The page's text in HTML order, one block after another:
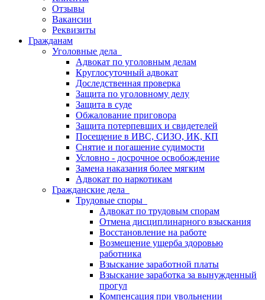
Отзывы
Вакансии
Реквизиты
Гражданам
Уголовные дела
Адвокат по уголовным делам
Круглосуточный адвокат
Доследственная проверка
Защита по уголовному делу
Защита в суде
Обжалование приговора
Защита потерпевших и свидетелей
Посещение в ИВС, СИЗО, ИК, КП
Снятие и погашение судимости
Условно - досрочное освобождение
Замена наказания более мягким
Адвокат по наркотикам
Гражданские дела
Трудовые споры
Адвокат по трудовым спорам
Отмена дисциплинарного взыскания
Восстановление на работе
Возмещение ущерба здоровью
работника
Взыскание заработной платы
Взыскание заработка за вынужденный
прогул
Компенсация при увольнении